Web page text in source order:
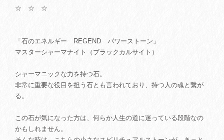
☆ ☆ ☆
「石のエネルギー REGEND パワーストーン」
マスターシャーマナイト（ブラックカルサイト）
シャーマニックな力を持つ石。
非常に重要な役目を担う石とも言われており、持つ人の魂と繋が
る。
この石が気になった方は、何らか人生の道に迷っている段階なの
かもしれません。